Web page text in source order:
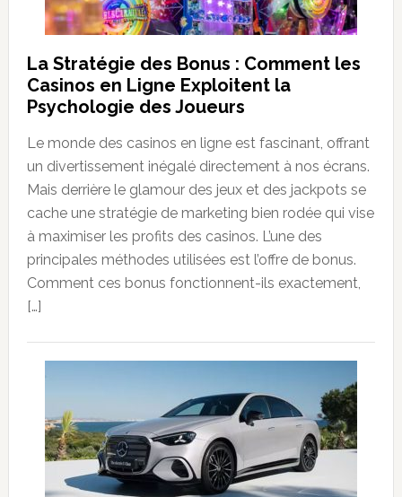
La Stratégie des Bonus : Comment les
Casinos en Ligne Exploitent la
Psychologie des Joueurs
Le monde des casinos en ligne est fascinant, offrant
un divertissement inégalé directement à nos écrans.
Mais derrière le glamour des jeux et des jackpots se
cache une stratégie de marketing bien rodée qui vise
à maximiser les profits des casinos. L’une des
principales méthodes utilisées est l’offre de bonus.
Comment ces bonus fonctionnent-ils exactement,
[…]